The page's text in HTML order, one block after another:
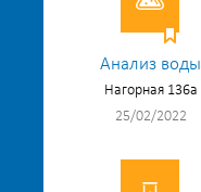
Анализ воды
Нагорная 136а
25/02/2022